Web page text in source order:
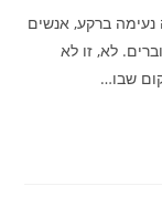
נעימה ברקע, אנשים
לא, זו לא
שבו…